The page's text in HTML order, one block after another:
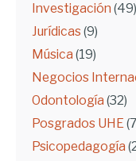
Investigación (49)
Jurídicas (9)
Música (19)
Negocios
Odontología (32)
Posgrados UHE
Psicopedagogía